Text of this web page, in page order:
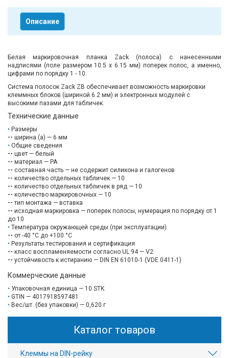
Описание
Белая маркировочная планка Zack (полоса) с нанесенными
надписями (поле размером 10.5 х 6.15 мм) поперек полос, а именно,
цифрами по порядку 1 - 10.
Система полосок Zack ZB обеспечивает возможность маркировки
клеммных блоков (шириной 6.2 мм) и электронных модулей с
высокими пазами для табличек.
Технические данные
Размеры
-- ширина (a) — 6 мм
Общие сведения
-- цвет — белый
-- материал — PA
-- составная часть — не содержит силикона и галогенов
-- количество отдельных табличек — 10
-- количество отдельных табличек в ряд — 10
-- количество маркировочных — 10
-- тип монтажа — вставка
-- исходная маркировка — поперек полосы, нумерация по порядку от 1
до 10
Температура окружающей среды (при эксплуатации)
-- от -40 °C до +100 °C
Результаты тестирования и сертификация
-- класс воспламеняемости согласно UL 94 — V2
-- устойчивость к истиранию — DIN EN 61010-1 (VDE 0411-1)
Коммерческие данные
Упаковочная единица — 10 STK
GTIN — 4017918597481
Вес/шт. (без упаковки) — 0,620 г
Каталог товаров
Клеммы на DIN-рейку